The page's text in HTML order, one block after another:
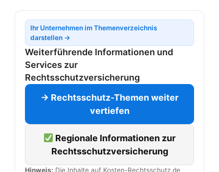
Ihr Unternehmen im Themenverzeichnis
darstellen →
Weiterführende Informationen und
Services zur
Rechtsschutzversicherung
→ Rechtsschutz-Themen weiter
vertiefen
Regionale Informationen zur
Rechtsschutzversicherung
Hinweis: Die Inhalte auf Kosten-Rechtsschutz.de